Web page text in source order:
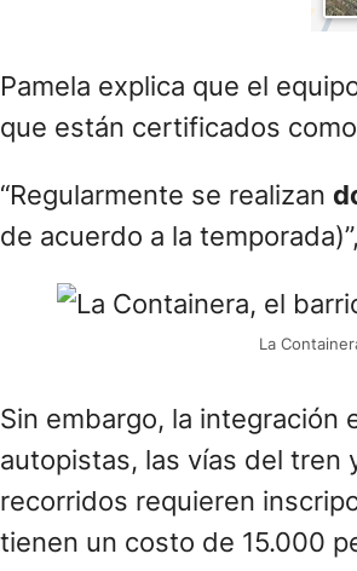
de acuerdo a la
La
Sin embargo, la
autopistas, las vías del tren
recorridos requieren
tienen un costo de 15.000
como untour gastronómico
propios emprendedores
de Visita Mugica y